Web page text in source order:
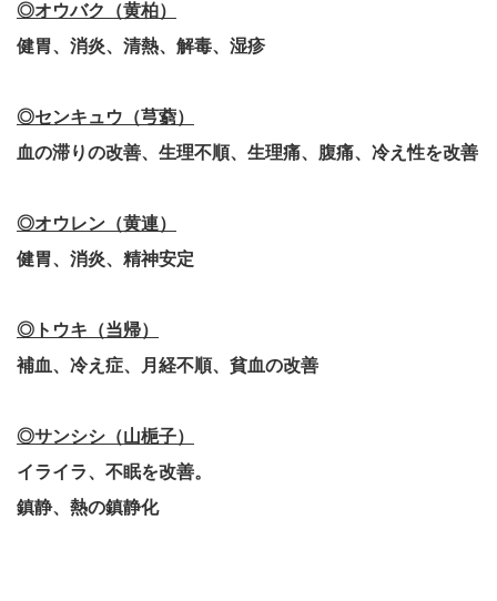
◎オウバク（黄柏）
健胃、消炎、清熱、解毒、湿疹
◎センキュウ（芎藭）
血の滞りの改善、生理不順、生理痛、腹痛、冷え性を改善
◎オウレン（黄連）
健胃、消炎、精神安定
◎トウキ（当帰）
補血、冷え症、月経不順、貧血の改善
◎サンシシ（山梔子）
イライラ、不眠を改善。
鎮静、熱の鎮静化